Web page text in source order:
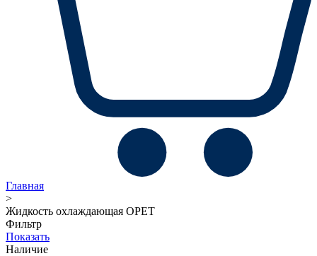
Главная
>
Жидкость охлаждающая OPET
Фильтр
Показать
Наличие